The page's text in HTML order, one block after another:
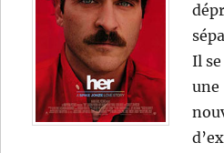
Il